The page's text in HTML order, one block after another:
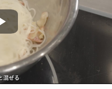
Play
Video